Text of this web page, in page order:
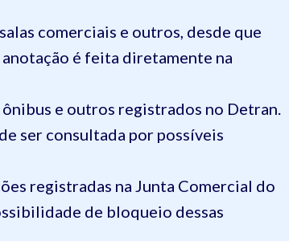
comerciais e outros, desde que
é feita diretamente na
e outros registrados no Detran.
ser consultada por possíveis
registradas na Junta Comercial do
de bloqueio dessas